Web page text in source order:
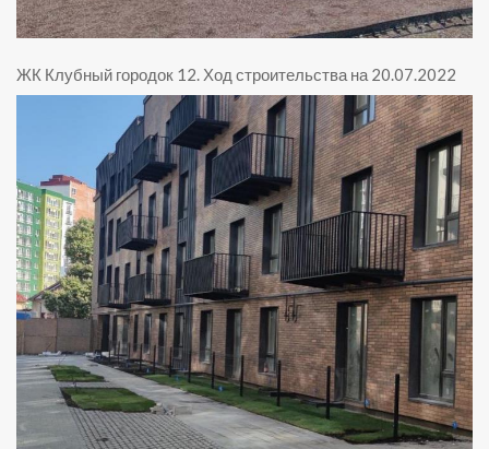
ЖК Клубный городок 12. Ход строительства на 20.07.2022